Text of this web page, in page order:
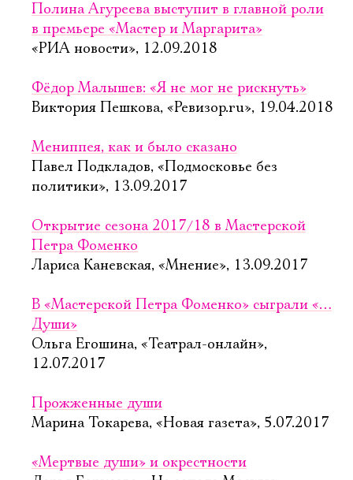
Полина Агуреева выступит в главной роли
в премьере «Мастер и Маргарита»
«РИА новости», 12.09.2018
Фёдор Малышев: «Я не мог не рискнуть»
Виктория Пешкова, «Ревизор.ru», 19.04.2018
Мениппея, как и было сказано
Павел Подкладов, «Подмосковье без
политики», 13.09.2017
Открытие сезона 2017/18 в Мастерской
Петра Фоменко
Лариса Каневская, «Мнение», 13.09.2017
В «Мастерской Петра Фоменко» сыграли «…
Души»
Ольга Егошина, «Театрал-онлайн»,
12.07.2017
Прожженные души
Марина Токарева, «Новая газета», 5.07.2017
«Мертвые души» и окрестности